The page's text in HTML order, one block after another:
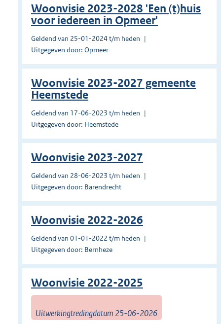
Woonvisie 2023-2028 'Een (t)huis
voor iedereen in Opmeer'
Geldend van 25-01-2024 t/m heden
Uitgegeven door: Opmeer
Woonvisie 2023-2027 gemeente
Heemstede
Geldend van 17-06-2023 t/m heden
Uitgegeven door: Heemstede
Woonvisie 2023-2027
Geldend van 28-06-2023 t/m heden
Uitgegeven door: Barendrecht
Woonvisie 2022-2026
Geldend van 01-01-2022 t/m heden
Uitgegeven door: Bernheze
Woonvisie 2022-2025
Uitwerkingtredingdatum 25-06-2026